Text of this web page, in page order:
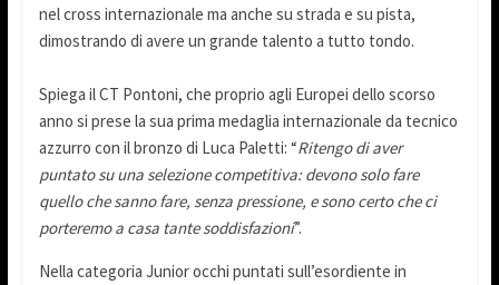
nel cross internazionale ma anche su strada e su pista,
dimostrando di avere un grande talento a tutto tondo.
Spiega il CT Pontoni, che proprio agli Europei dello scorso
anno si prese la sua prima medaglia internazionale da tecnico
azzurro con il bronzo di Luca Paletti: “Ritengo di aver
puntato su una selezione competitiva: devono solo fare
quello che sanno fare, senza pressione, e sono certo che ci
porteremo a casa tante soddisfazioni”.
Nella categoria Junior occhi puntati sull’esordiente in